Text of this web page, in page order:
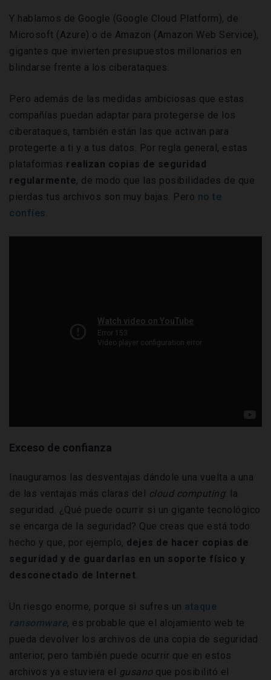
Y hablamos de Google (Google Cloud Platform), de
Microsoft (Azure) o de Amazon (Amazon Web Service),
gigantes que invierten presupuestos millonarios en
blindarse frente a los ciberataques.
Pero además de las medidas ambiciosas que estas
compañías puedan adaptar para protegerse de los
ciberataques, también están las que activan para
protegerte a ti y a tus datos. Por regla general, estas
plataformas realizan copias de seguridad
regularmente, de modo que las posibilidades de que
pierdas tus archivos son muy bajas. Pero no te
confíes.
Exceso de confianza
Inauguramos las desventajas dándole una vuelta a una
de las ventajas más claras del cloud computing: la
seguridad. ¿Qué puede ocurrir si un gigante tecnológico
se encarga de la seguridad? Que creas que está todo
hecho y que, por ejemplo, dejes de hacer copias de
seguridad y de guardarlas en un soporte físico y
desconectado de Internet.
Un riesgo enorme, porque si sufres un ataque
ransomware, es probable que el alojamiento web te
pueda devolver los archivos de una copia de seguridad
anterior, pero también puede ocurrir que en estos
archivos ya estuviera el gusano que posibilitó el